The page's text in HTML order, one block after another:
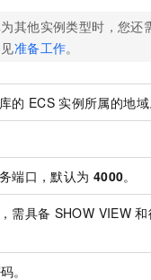
其他实例类型时，您还
准备工作。
的 ECS 实例所属的地
端口，默认为 4000。
需具备 SHOW VIEW
。